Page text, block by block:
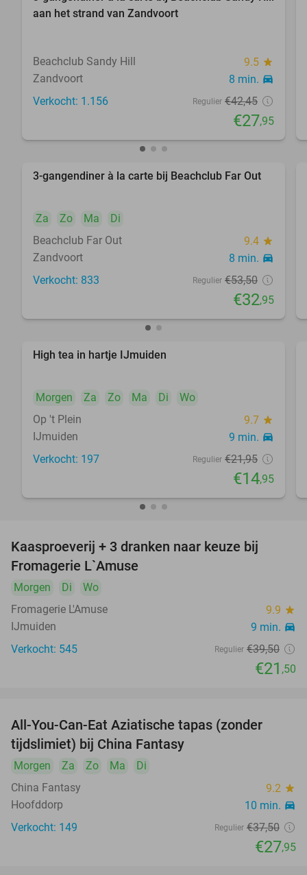
aan het strand van Zandvoort
Beachclub Sandy Hill 9.5 star
Zandvoort 8 min. directions_car
Verkocht: 1.156 Regulier €42,45
€27,95
38%
3-gangendiner à la carte bij Beachclub Far Out
Za Zo Ma
Di
Beachclub Far Out
9.4 star
Zandvoort 8 min. directions_car
Verkocht: 833 Regulier €53,50
€32,95
High tea in hartje IJmuiden
Morgen Za Zo Ma Di
Wo
Op 't Plein
9.7 star
IJmuiden 9 min. directions_car
Verkocht: 197 Regulier €21,95
€14,95
Kaasproeverij + 3 dranken naar keuze bij
Fromagerie L`Amuse
Morgen Di
Wo
Fromagerie L'Amuse
9.9 star
IJmuiden 9 min. directions_car
Verkocht: 545 Regulier €39,50
€21 ,50
All-You-Can-Eat Aziatische tapas (zonder
tijdslimiet) bij China Fantasy
Morgen Za Zo Ma
Di
China Fantasy
9.2 star
Hoofddorp 10 min. directions_car
Verkocht: 149 Regulier €37,50
€27,95